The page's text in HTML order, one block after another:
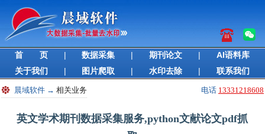
首 页 | 数据采集 | 期刊论文 |
AI语料库
关于我们
| 图片爬取 | 水印去除 | 联系我们
晨域软件 → 相关业务 电话 13331218608
英文学术期刊数据采集服务,python文献论文pdf抓